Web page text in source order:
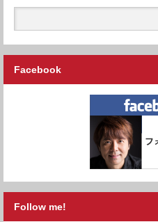
Facebook
Follow me!